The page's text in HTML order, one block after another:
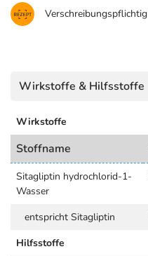
Verschreibungspflichtig
Wirkstoffe & Hilfsstoffe
Wirkstoffe
Stoffname
Sitagliptin hydrochlorid-1-
Wasser
entspricht Sitagliptin
Hilfsstoffe